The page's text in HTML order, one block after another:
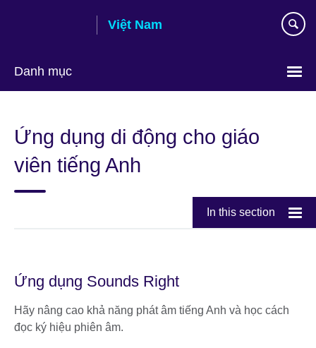
Việt Nam
Danh mục
language
Ứng dụng di động cho giáo
viên tiếng Anh
In this section
Ứng dụng Sounds Right
Hãy nâng cao khả năng phát âm tiếng Anh và học cách
đọc ký hiệu phiên âm.